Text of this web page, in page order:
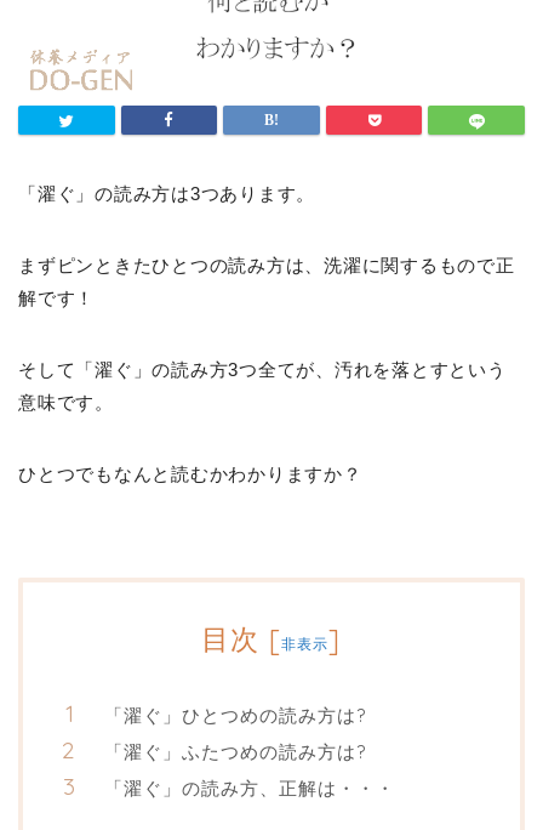
「濯ぐ」の読み方は3つあります。
まずピンときたひとつの読み方は、洗濯に関するもので正
解です！
そして「濯ぐ」の読み方3つ全てが、汚れを落とすという
意味です。
ひとつでもなんと読むかわかりますか？
目次 [非表示]
「濯ぐ」ひとつめの読み方は?
「濯ぐ」ふたつめの読み方は?
「濯ぐ」の読み方、正解は・・・